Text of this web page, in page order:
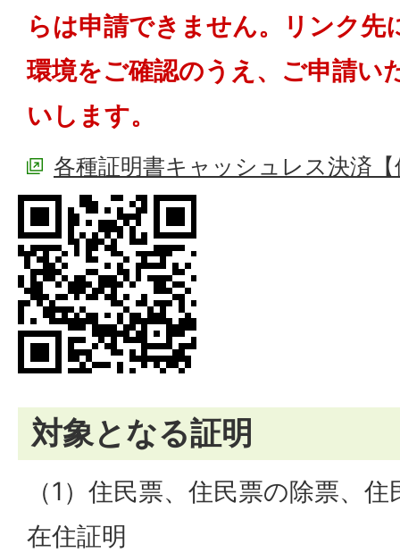
らは申請できません。リンク先
環境をご確認のうえ、ご申請い
いします。
各種証明書キャッシュレス決済
対象となる証明
（1）住民票、住民票の除票、
在住証明